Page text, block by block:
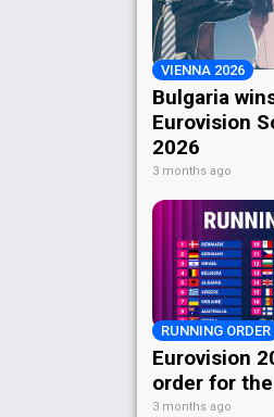
VIENNA 2026
Bulgaria
Eurovision
2026
3 months ago
RUNNING ORDER
Eurovision
order for
3 months ago